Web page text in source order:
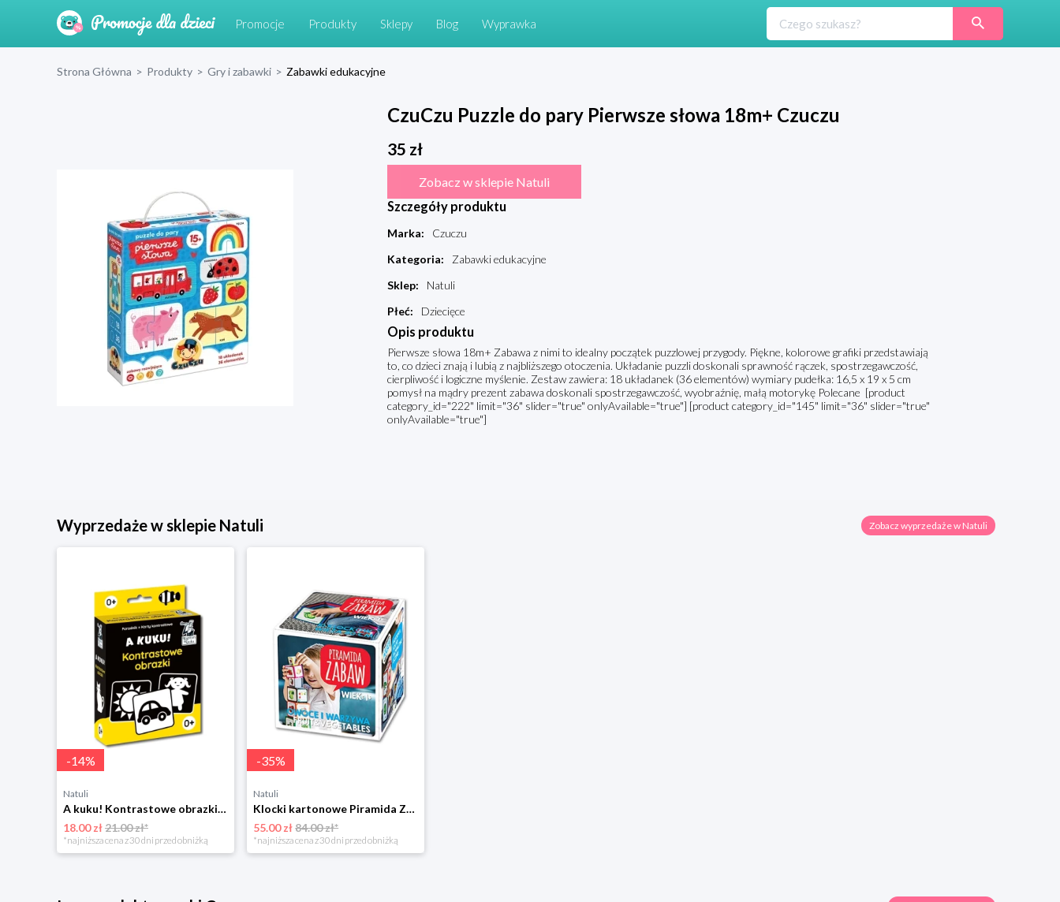
Promocje Produkty Sklepy Blog Wyprawka
Strona Główna > Produkty > Gry i zabawki > Zabawki edukacyjne
CzuCzu Puzzle do pary Pierwsze słowa 18m+ Czuczu
35 zł
Zobacz w sklepie Natuli
Szczegóły produktu
Marka:
Czuczu
Kategoria:
Zabawki edukacyjne
Sklep:
Natuli
Płeć: Dziecięce
Opis produktu
Pierwsze słowa 18m+ Zabawa z nimi to idealny początek puzzlowej przygody. Piękne, kolorowe grafiki przedstawiają
to, co dzieci znają i lubią z najbliższego otoczenia. Układanie puzzli doskonali sprawność rączek, spostrzegawczość,
cierpliwość i logiczne myślenie. Zestaw zawiera: 18 układanek (36 elementów) wymiary pudełka: 16,5 x 19 x 5 cm
pomysł na mądry prezent zabawa doskonali spostrzegawczość, wyobraźnię, małą motorykę Polecane [product
category_id="222" limit="36" slider="true" onlyAvailable="true"] [product category_id="145" limit="36" slider="true"
onlyAvailable="true"]
Wyprzedaże w sklepie Natuli Zobacz wyprzedaże w Natuli
-14%
Natuli
A kuku! Kontrastowe obrazki. Karty kontrastowe + poradnik 0+ Edgard
18.00 zł21.00 zł*
*najniższa cena z 30 dni przed obniżką
-35%
Natuli
Klocki kartonowe Piramida Zabaw. Owoce i Warzywa Piramida zabaw
55.00 zł84.00 zł*
*najniższa cena z 30 dni przed obniżką